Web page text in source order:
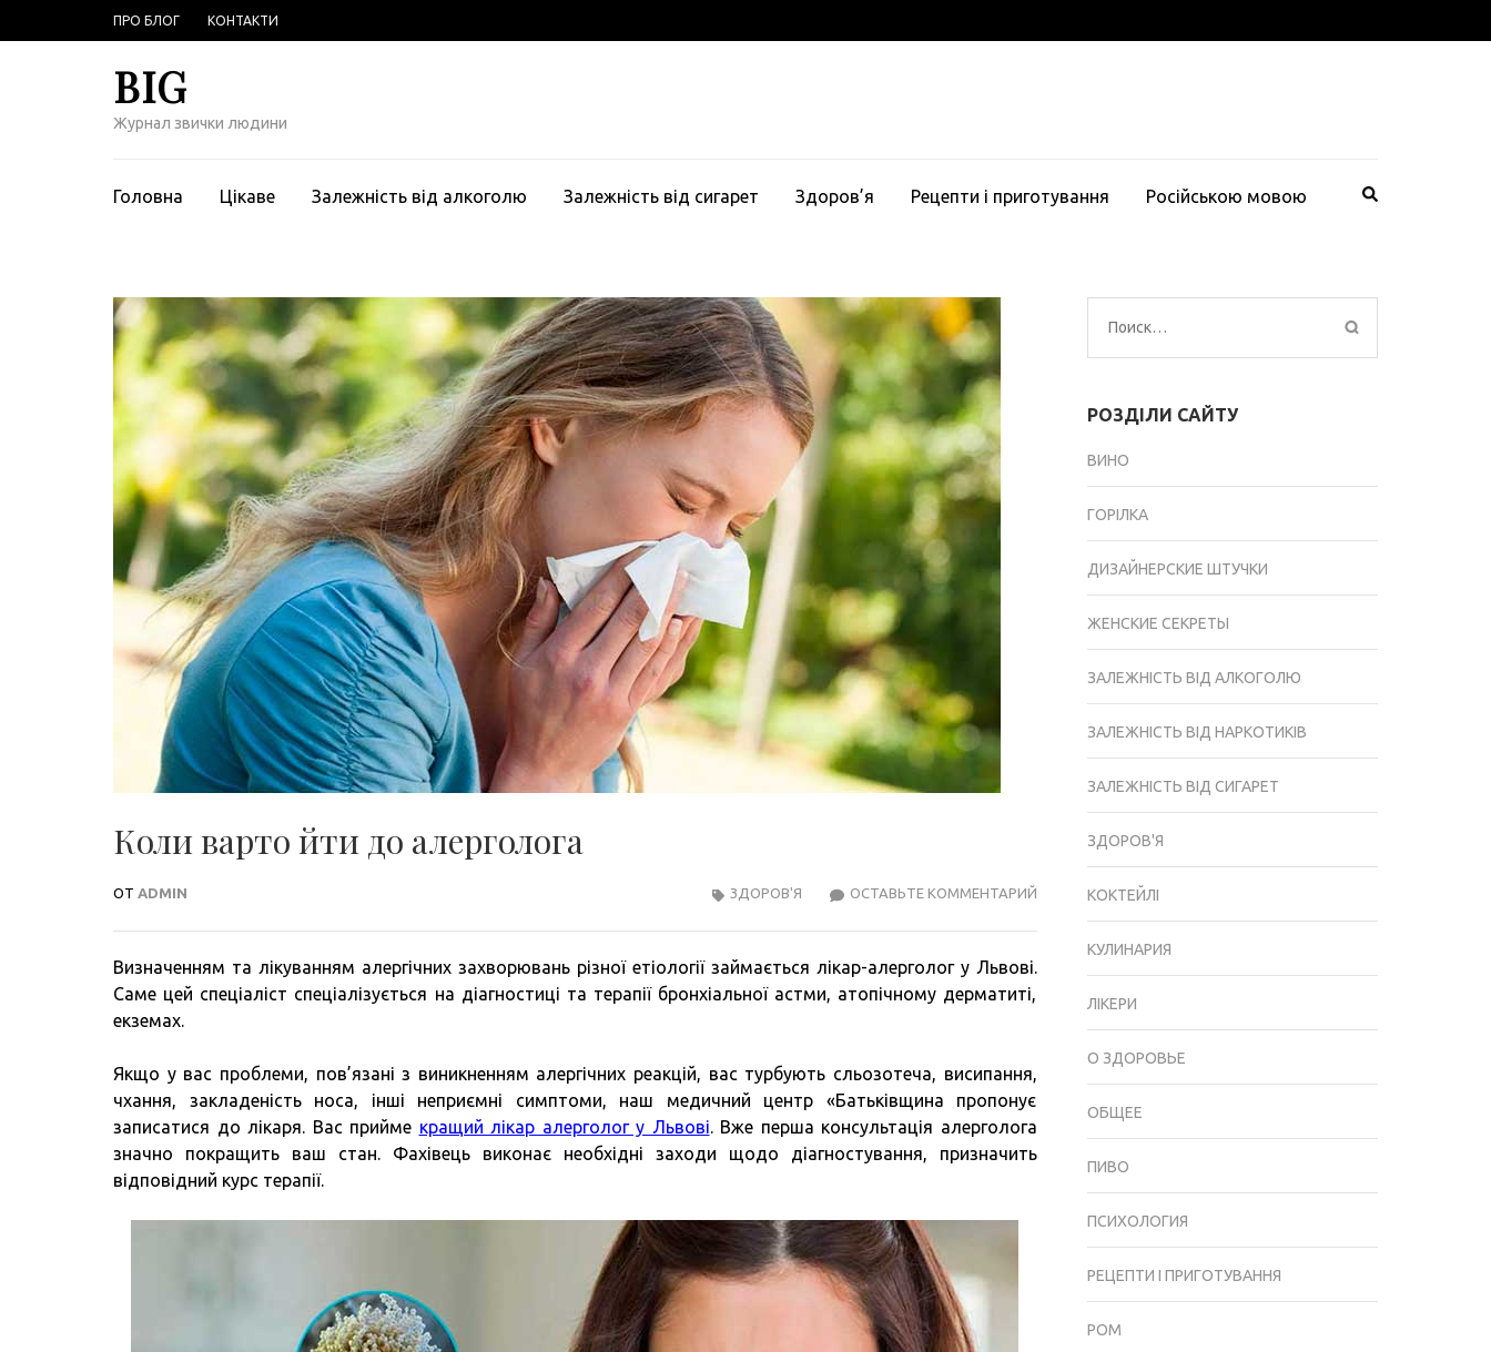
к
содержимому
ПРО БЛОГ КОНТАКТИ
BIG
Журнал звички людини
Головна Цікаве Залежність від алкоголю Залежність від сигарет Здоров’я Рецепти і приготування Російською мовою
Коли варто йти до алерголога
ОТ ADMIN ОСТАВЬТЕ КОММЕНТАРИЙ
ДО
АЛЕРГОЛОГА
ЗДОРОВ'Я
Визначенням та лікуванням алергічних захворювань різної етіології займається лікар-алерголог у Львові.
Саме цей спеціаліст спеціалізується на діагностиці та терапії бронхіальної астми, атопічному дерматиті,
екземах.
Якщо у вас проблеми, пов’язані з виникненням алергічних реакцій, вас турбують сльозотеча, висипання,
чхання, закладеність носа, інші неприємні симптоми, наш медичний центр «Батьківщина пропонує
записатися до лікаря. Вас прийме кращий лікар алерголог у Львові. Вже перша консультація алерголога
значно покращить ваш стан. Фахівець виконає необхідні заходи щодо діагностування, призначить
відповідний курс терапії.
Найти:
РОЗДІЛИ САЙТУ
ВИНО
ГОРІЛКА
ДИЗАЙНЕРСКИЕ ШТУЧКИ
ЖЕНСКИЕ СЕКРЕТЫ
ЗАЛЕЖНІСТЬ ВІД АЛКОГОЛЮ
ЗАЛЕЖНІСТЬ ВІД НАРКОТИКІВ
ЗАЛЕЖНІСТЬ ВІД СИГАРЕТ
ЗДОРОВ'Я
КОКТЕЙЛІ
КУЛИНАРИЯ
ЛІКЕРИ
О ЗДОРОВЬЕ
ОБЩЕЕ
ПИВО
ПСИХОЛОГИЯ
РЕЦЕПТИ І ПРИГОТУВАННЯ
РОМ